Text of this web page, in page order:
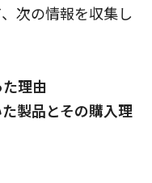
次の情報を収集し
理由
製品とその購入理